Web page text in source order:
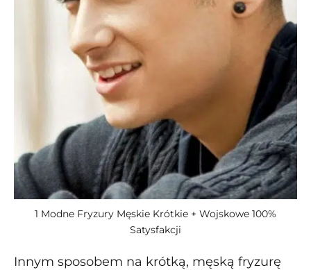
1 Modne Fryzury Męskie Krótkie + Wojskowe 100%
Satysfakcji
Innym sposobem na krótką, męską fryzurę